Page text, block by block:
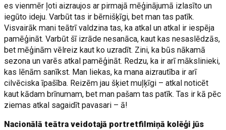
es vienmēr ļoti aizraujos ar pirmajā mēģinājumā izlasīto un
iegūto ideju. Varbūt tas ir bērnišķīgi, bet man tas patīk.
Visvairāk mani teātrī valdzina tas, ka atkal un atkal ir iespēja
pamēģināt. Varbūt šī izrāde nesanāca, kaut kas nesaslēdzās,
bet mēģinām vēlreiz kaut ko uzradīt. Zini, ka būs nākamā
sezona un varēs atkal pamēģināt. Redzu, ka ir arī mākslinieki,
kas lēnām sanīkst. Man liekas, ka mana aizrautība ir arī
cilvēciska īpašība. Reizēm jau šķiet muļķīgi – atkal noticēt
kaut kādam brīnumam, bet man pašam tas patīk. Tas ir kā pēc
ziemas atkal sagaidīt pavasari – ā!
Nacionālā teātra veidotajā portretfilmiņā kolēģi jūs